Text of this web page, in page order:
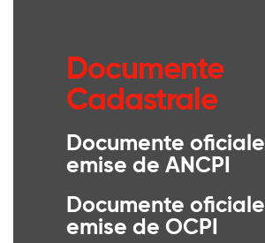
Documente
Cadastrale
Documente oficiale
emise de ANCPI
Documente oficiale
emise de OCPI